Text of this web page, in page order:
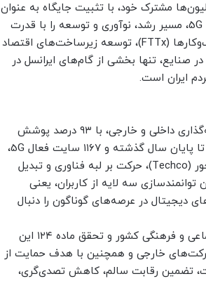
میلیون‌ها مشترک خود، با تثبیت جایگاه به عنوان
اولین و بزرگترین اپراتور دیجیتال ایران و نخستین ارائه‌دهنده فناوری 5G، مسیر رشد، نوآوری و توسعه را با قدرت
ادامه می‌دهد. عرضه eSIM، گسترش سرویس‌ فیبرنوری منازل و کسب‌وکارها (FTTx)، توسعه زیرساخت‌های اقتصاد
تنها بخشی از گام‌های ایرانسل در
ایران است.
ایرانسل در آغاز ۱۹ سالگی، به عنوان یک نمونه موفق مشارکت سرمایه‌گذاری داخلی و خارجی، با ۹۳ درصد پوشش
پهن‌باند در کشور، ۴۴.۹ درصد سهم از درآمد و ۴۲.۵ درصد سهم بازار تا پایان سال گذشته و ۱۱۶۷ سایت فعال 5G،
هدف استراتژیک گذار از اپراتور ارتباطی (Telco) به شرکت فناوری‌محور (Techco)، حرکت بر لبه فناوری و تبدیل
سه لایه از کاربران، یعنی
دیجیتال در عرصه‌های گوناگون را دنبال
در مهر سال ۱۳۸۲، با هدف اجرای برنامه سوم توسعه اقتصادی، اجتماعی و فرهنگی کشور و تحقق ماده ۱۲۴ این
خارجی و همچنین با هدف حمایت از
تضمین رقابت سالم، کاهش تصدی‌گری،